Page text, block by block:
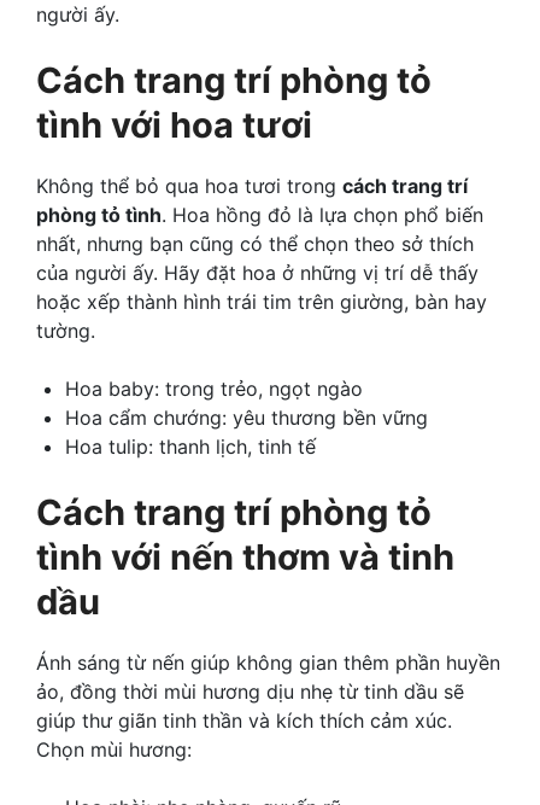
người ấy.
Cách trang trí phòng tỏ
tình với hoa tươi
Không thể bỏ qua hoa tươi trong cách trang trí
phòng tỏ tình. Hoa hồng đỏ là lựa chọn phổ biến
nhất, nhưng bạn cũng có thể chọn theo sở thích
của người ấy. Hãy đặt hoa ở những vị trí dễ thấy
hoặc xếp thành hình trái tim trên giường, bàn hay
tường.
Hoa baby: trong trẻo, ngọt ngào
Hoa cẩm chướng: yêu thương bền vững
Hoa tulip: thanh lịch, tinh tế
Cách trang trí phòng tỏ
tình với nến thơm và tinh
dầu
Ánh sáng từ nến giúp không gian thêm phần huyền
ảo, đồng thời mùi hương dịu nhẹ từ tinh dầu sẽ
giúp thư giãn tinh thần và kích thích cảm xúc.
Chọn mùi hương: